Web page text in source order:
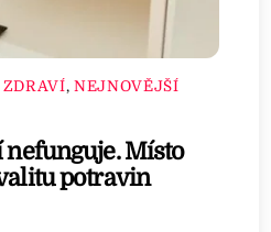
, NEJNOVĚJŠÍ
Místo
potravin